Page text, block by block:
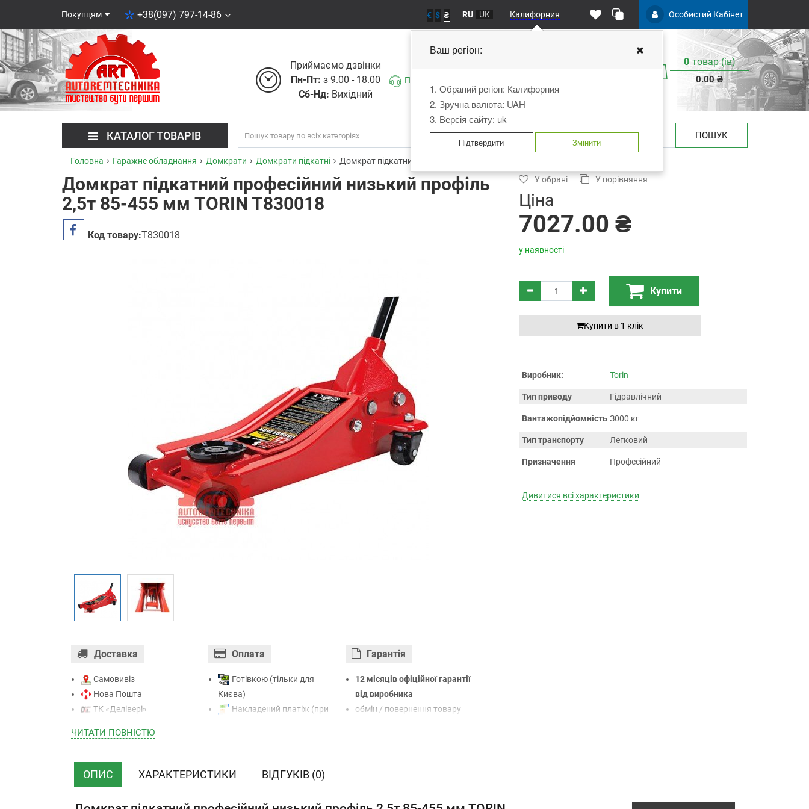
Покупцям +38(097) 797-14-86 € $ ₴ RU UK Калифорния
Ваш регіон:
1. Обраний регіон: Калифорния
2. Зручна валюта: UAH
3. Версія сайту: uk
Підтвердити Змінити
Особистий Кабінет
Приймаємо дзвiнки
Пн-Пт: з 9.00 - 18.00
Сб-Нд: Вихідний
Передзвоніть мені
0 товар (iв)
0.00 ₴
КАТАЛОГ ТОВАРІВ ПОШУК
Головна Гаражне обладнання Домкрати Домкрати підкатні Домкрат підкатний професійний низький профіль 2,5т 85-455 мм TORIN T830018
Домкрат підкатний професійний низький профіль
2,5т 85-455 мм TORIN T830018
Код товару:T830018
Доставка
Самовивіз
Нова Пошта
ТК «Делівері»
ТК “Justin”
ТК ”УкрПошта”
Оплата
Готівкою (тільки для
Києва)
Накладений платіж (при
Приватбанк
Гарантiя
12 місяців офіційної гарантії
від виробника
обмін / повернення товару
ЧИТАТИ ПОВНIСТЮ
У обрані У порівняння
Ціна
7027.00 ₴
у наявності
Купити
Купити в 1 клiк
Виробник: Torin
Тип приводу Гідравлічний
Вантажопідйомність З000 кг
Тип транспорту Легковий
Призначення Професійний
Дивитися всі характеристики
ОПИС ХАРАКТЕРИСТИКИ ВІДГУКІВ (0)